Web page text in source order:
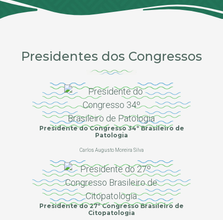
Presidentes dos Congressos
Presidente do Congresso 34º Brasileiro de
Patologia
Carlos Augusto Moreira Silva
Presidente do 27º Congresso Brasileiro de
Citopatologia